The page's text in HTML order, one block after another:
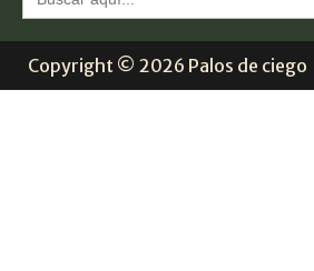
Copyright © 2026 Palos de ciego